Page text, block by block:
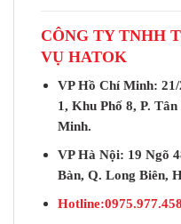
CÔNG TY TNHH
VỤ HATOK
VP Hồ Chí Minh:
1, Khu Phố 8, P.
Minh.
VP Hà Nội: 19 Ngõ
Bàn, Q. Long Biên,